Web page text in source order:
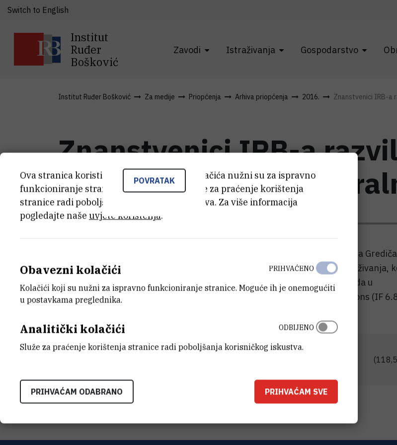
Institut
Ruđer
Bošković
Zavodi Istraživanja Gospodarstvo
Switch to English
Institut Ruđer Bošković Za medije Priopćenja Arhiva priopćenja 2016. Znanstvenici IRB-a
Znanstvenici IRB-a
metodu za pripravu
26.2.2016.
Znanstvenici Instituta Ruđer Bošković (IRB) Josipa Suć, Irena Dokli i Matija
razvili su novu metodu za pripravu kiralnih molekula. Rezultate ovog istraživanja,
omogućiti uštedu sirovina i energije te smanjenje količine kemijskog otpada u
reakcijama, objavio je ugledni znanstveni časopis Chemical Communications (IF
PRIOPCENJE-Kemicari-s-IRB-a-razvili-su-novu-efikasniju-i-za-okolis-
POVRATAK
Ova stranica koristi kolačiće. Neki od tih kolačića nužni su za ispravno
funkcioniranje stranice, dok se drugi koriste za praćenje korištenja
stranice radi poboljšanja korisničkog iskustva. Za više informacija
pogledajte naše uvjete korištenja.
Obavezni kolačići
Kolačići koji su nužni za ispravno funkcioniranje stranice. Moguće ih je onemogućiti
u postavkama preglednika.
PRIHVAĆENO
Analitički kolačići
Služe za praćenje korištenja stranice radi poboljšanja korisničkog iskustva.
ODBIJENO
PRIHVAĆAM ODABRANO PRIHVAĆAM SVE